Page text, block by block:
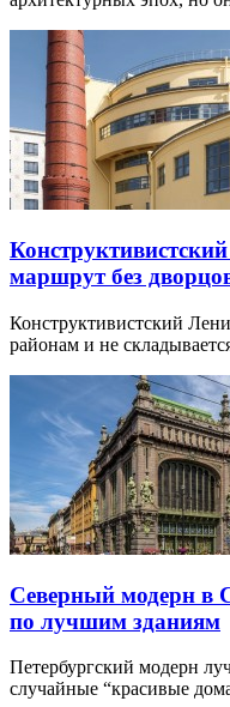
маршрут без
Конструктивистский
районам и не
Северный модерн в
по лучшим зданиям
Петербургский модерн
случайные “красивые